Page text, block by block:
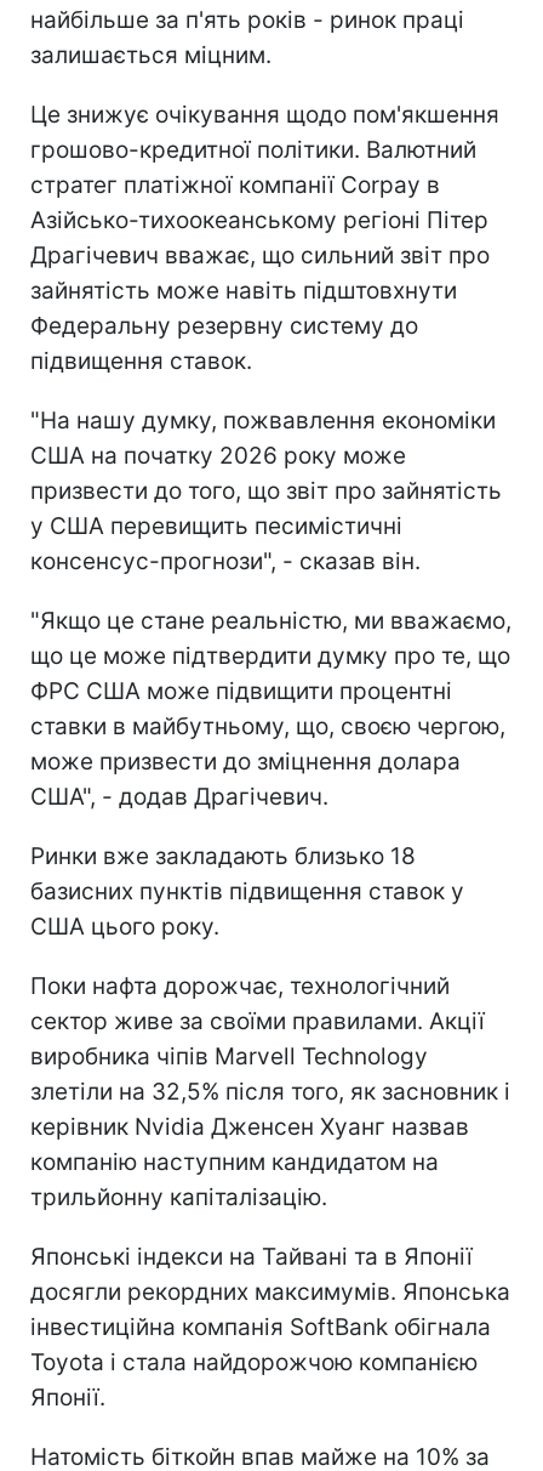
найбільше за п'ять років - ринок праці
залишається міцним.
Це знижує очікування щодо пом'якшення
грошово-кредитної політики. Валютний
стратег платіжної компанії Corpay в
Азійсько-тихоокеанському регіоні Пітер
Драгічевич вважає, що сильний звіт про
зайнятість може навіть підштовхнути
Федеральну резервну систему до
підвищення ставок.
"На нашу думку, пожвавлення економіки
США на початку 2026 року може
призвести до того, що звіт про зайнятість
у США перевищить песимістичні
консенсус-прогнози", - сказав він.
"Якщо це стане реальністю, ми вважаємо,
що це може підтвердити думку про те, що
ФРС США може підвищити процентні
ставки в майбутньому, що, своєю чергою,
може призвести до зміцнення долара
США", - додав Драгічевич.
Ринки вже закладають близько 18
базисних пунктів підвищення ставок у
США цього року.
Поки нафта дорожчає, технологічний
сектор живе за своїми правилами. Акції
виробника чіпів Marvell Technology
злетіли на 32,5% після того, як засновник і
керівник Nvidia Дженсен Хуанг назвав
компанію наступним кандидатом на
трильйонну капіталізацію.
Японські індекси на Тайвані та в Японії
досягли рекордних максимумів. Японська
інвестиційна компанія SoftBank обігнала
Toyota і стала найдорожчою компанією
Японії.
Натомість біткойн впав майже на 10% за